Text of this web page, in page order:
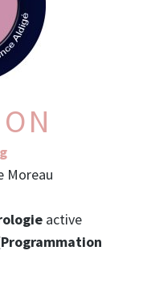
Moreau
active